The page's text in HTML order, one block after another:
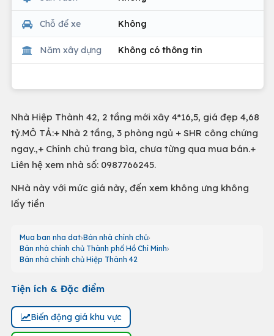
Chỗ để xe Không
Năm xây dựng Không có thông tin
Nhà Hiệp Thành 42, 2 tầng mới xây 4*16,5, giá đẹp 4,68
tỷ.MÔ TẢ:+ Nhà 2 tầng, 3 phòng ngủ + SHR công chứng
ngay.,+ Chính chủ trang bìa, chưa từng qua mua bán.+
Liên hệ xem nhà số: 0987766245.
NHà này với mức giá này, đến xem không ưng không
lấy tiền
Mua ban nha dat Bán nhà chính chủ
Bán nhà chính chủ Thành phố Hồ Chí Minh
Bán nhà chính chủ Hiệp Thành 42
Tiện ích & Đặc điểm
Biến động giá khu vực